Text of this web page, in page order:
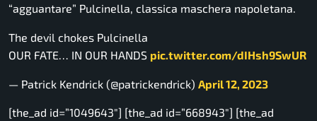
“agguantare” Pulcinella, classica maschera napoletana.
The devil chokes Pulcinella
OUR FATE… IN OUR HANDS pic.twitter.com/dIHsh9SwUR
— Patrick Kendrick (@patrickendrick) April 12, 2023
[the_ad id=”1049643″] [the_ad id=”668943″] [the_ad